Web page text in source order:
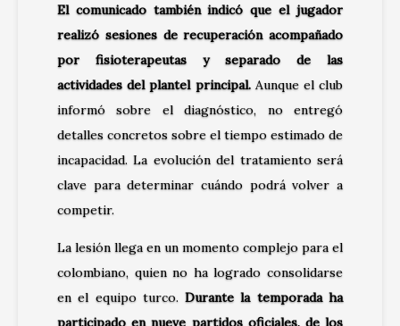
El comunicado también indicó que el jugador
realizó sesiones de recuperación acompañado
por fisioterapeutas y separado de las
actividades del plantel principal.Aunque el club
informó sobre el diagnóstico, no entregó
detalles concretos sobre el tiempo estimado de
incapacidad. La evolución del tratamiento será
clave para determinar cuándo podrá volver a
competir.
La lesión llega en un momento complejo para el
colombiano, quien no ha logrado consolidarse
en el equipo turco.Durante la temporada ha
participado en nueve partidos oficiales, de los